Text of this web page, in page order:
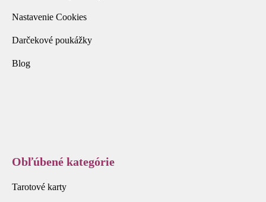
Nastavenie Cookies
Darčekové poukážky
Blog
Obľúbené kategórie
Tarotové karty